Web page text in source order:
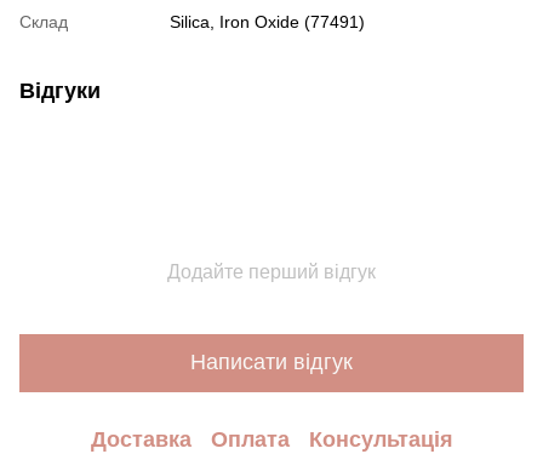
Склад
Silica, Iron Oxide (77491)
Відгуки
Додайте перший відгук
Написати відгук
Доставка Оплата Консультація